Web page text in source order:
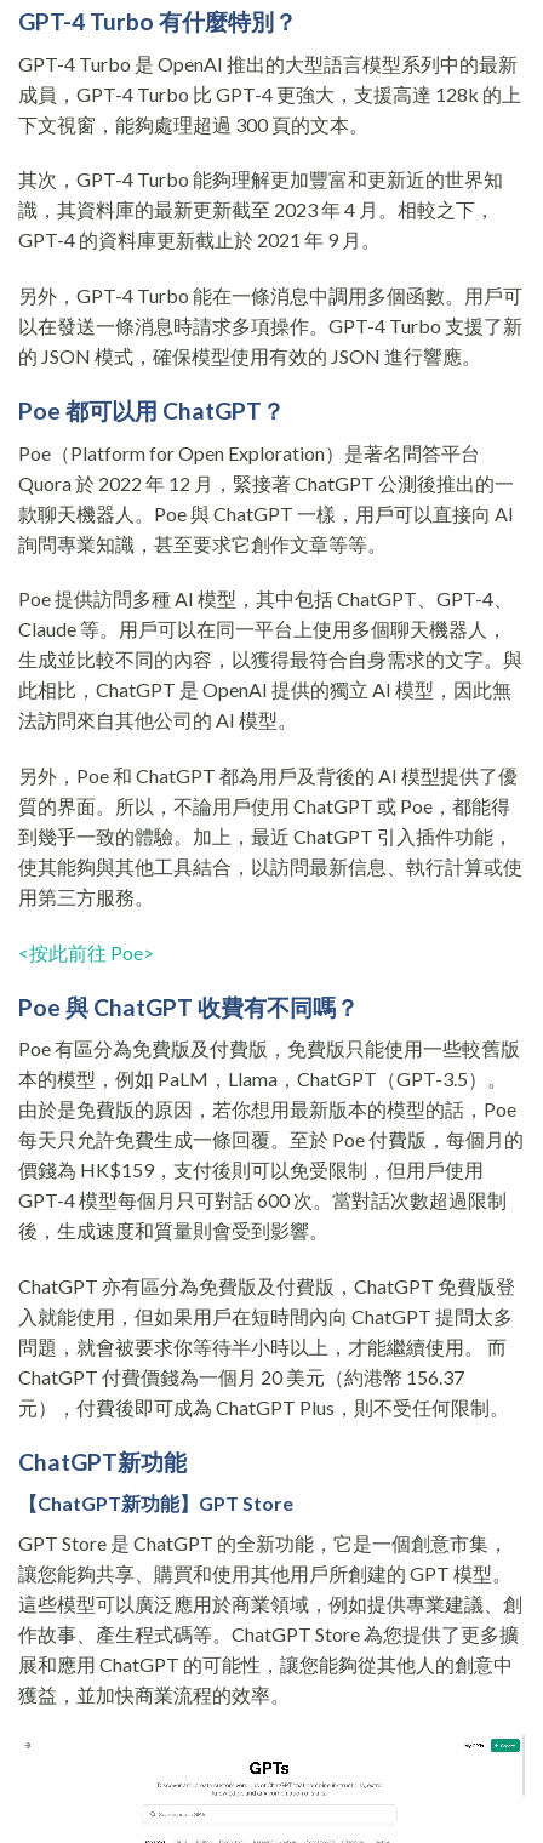
GPT-4 Turbo 有什麼特別？
GPT-4 Turbo 是 OpenAI 推出的大型語言模型系列中的最新
成員，GPT-4 Turbo 比 GPT-4 更強大，支援高達 128k 的上
下文視窗，能夠處理超過 300 頁的文本。
其次，GPT-4 Turbo 能夠理解更加豐富和更新近的世界知
識，其資料庫的最新更新截至 2023 年 4 月。相較之下，
GPT-4 的資料庫更新截止於 2021 年 9 月。
另外，GPT-4 Turbo 能在一條消息中調用多個函數。用戶可
以在發送一條消息時請求多項操作。GPT-4 Turbo 支援了新
的 JSON 模式，確保模型使用有效的 JSON 進行響應。
Poe 都可以用 ChatGPT？
Poe（Platform for Open Exploration）是著名問答平台
Quora 於 2022 年 12 月，緊接著 ChatGPT 公測後推出的一
款聊天機器人。Poe 與 ChatGPT 一樣，用戶可以直接向 AI
詢問專業知識，甚至要求它創作文章等等。
Poe 提供訪問多種 AI 模型，其中包括 ChatGPT、GPT-4、
Claude 等。用戶可以在同一平台上使用多個聊天機器人，
生成並比較不同的內容，以獲得最符合自身需求的文字。與
此相比，ChatGPT 是 OpenAI 提供的獨立 AI 模型，因此無
法訪問來自其他公司的 AI 模型。
另外，Poe 和 ChatGPT 都為用戶及背後的 AI 模型提供了優
質的界面。所以，不論用戶使用 ChatGPT 或 Poe，都能得
到幾乎一致的體驗。加上，最近 ChatGPT 引入插件功能，
使其能夠與其他工具結合，以訪問最新信息、執行計算或使
用第三方服務。
<按此前往 Poe>
Poe 與 ChatGPT 收費有不同嗎？
Poe 有區分為免費版及付費版，免費版只能使用一些較舊版
本的模型，例如 PaLM，Llama，ChatGPT（GPT-3.5）。
由於是免費版的原因，若你想用最新版本的模型的話，Poe
每天只允許免費生成一條回覆。至於 Poe 付費版，每個月的
價錢為 HK$159，支付後則可以免受限制，但用戶使用
GPT-4 模型每個月只可對話 600 次。當對話次數超過限制
後，生成速度和質量則會受到影響。
ChatGPT 亦有區分為免費版及付費版，ChatGPT 免費版登
入就能使用，但如果用戶在短時間內向 ChatGPT 提問太多
問題，就會被要求你等待半小時以上，才能繼續使用。 而
ChatGPT 付費價錢為一個月 20 美元（約港幣 156.37
元），付費後即可成為 ChatGPT Plus，則不受任何限制。
ChatGPT新功能
【ChatGPT新功能】GPT Store
GPT Store 是 ChatGPT 的全新功能，它是一個創意市集，
讓您能夠共享、購買和使用其他用戶所創建的 GPT 模型。
這些模型可以廣泛應用於商業領域，例如提供專業建議、創
作故事、產生程式碼等。ChatGPT Store 為您提供了更多擴
展和應用 ChatGPT 的可能性，讓您能夠從其他人的創意中
獲益，並加快商業流程的效率。